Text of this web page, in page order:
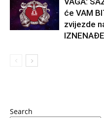
će VAM
zvijezde
Search